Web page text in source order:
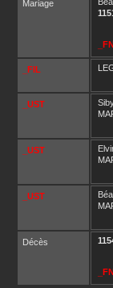
Mariage
_FIL
_UST
_UST
_UST
Décès